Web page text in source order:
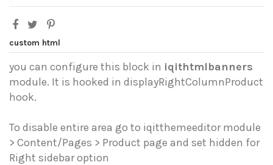
custom html
you can configure this block in iqithtmlbanners
module. It is hooked in displayRightColumnProduct
hook.
To disable entire area go to iqitthemeeditor module
> Content/Pages > Product page and set hidden for
Right sidebar option